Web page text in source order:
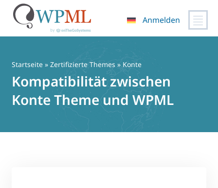
springen
Anmelden
Startseite » Zertifizierte Themes » Konte
Kompatibilität zwischen
Konte Theme und WPML